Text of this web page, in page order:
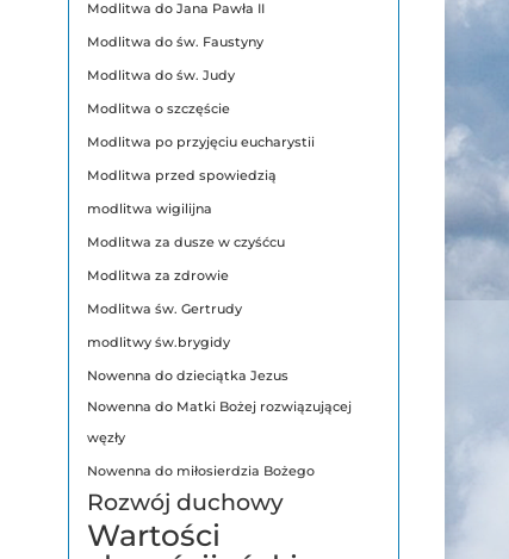
Modlitwa do Jana Pawła II
Modlitwa do św. Faustyny
Modlitwa do św. Judy
Modlitwa o szczęście
Modlitwa po przyjęciu eucharystii
Modlitwa przed spowiedzią
modlitwa wigilijna
Modlitwa za dusze w czyśćcu
Modlitwa za zdrowie
Modlitwa św. Gertrudy
modlitwy św.brygidy
Nowenna do dzieciątka Jezus
Nowenna do Matki Bożej rozwiązującej
węzły
Nowenna do miłosierdzia Bożego
Rozwój duchowy
Wartości